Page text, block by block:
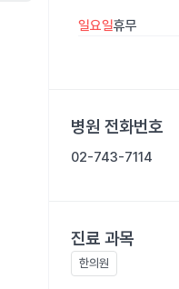
일요일휴무
병원 전화번호
02-743-7114
진료 과목
한의원